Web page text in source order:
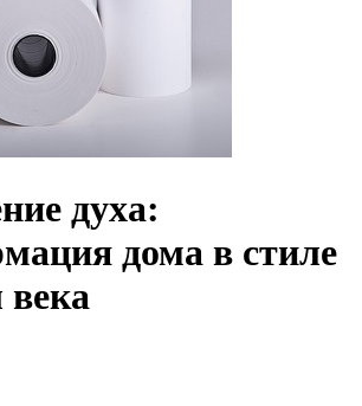
духа:
дома в стиле
века